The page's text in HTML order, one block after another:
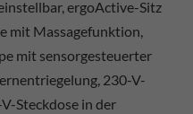
ergoActive-Sitz
mit Massagefunktion,
mit sensorgesteuerter
230-V-
Steckdose in der